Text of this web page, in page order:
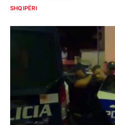
SHQIPËRI